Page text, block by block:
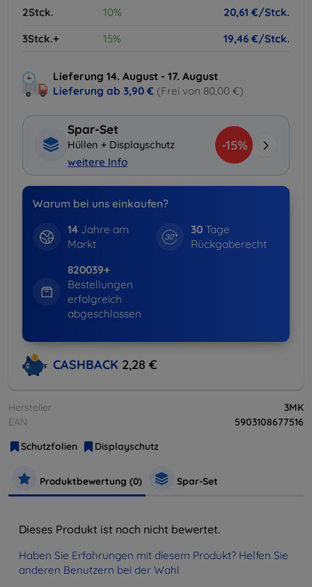
2Stck. 10%
20,61 €/Stck.
3Stck.+
15% 19,46 €/Stck.
Lieferung 14. August - 17. August
Lieferung ab 3,90 € (Frei von 80,00 €)
Spar-Set
Hüllen + Displayschutz
weitere Info
-15%
Warum bei uns einkaufen?
14Jahre am
Markt
30 Tage
Rückgaberecht
820039+
Bestellungen
erfolgreich
abgeschlossen
CASHBACK 2,28 €
Hersteller
3MK
EAN
5903108677516
Schutzfolien
Displayschutz
Produktbewertung (0) Spar-Set
Dieses Produkt ist noch nicht bewertet.
Haben Sie Erfahrungen mit diesem Produkt? Helfen Sie
anderen Benutzern bei der Wahl